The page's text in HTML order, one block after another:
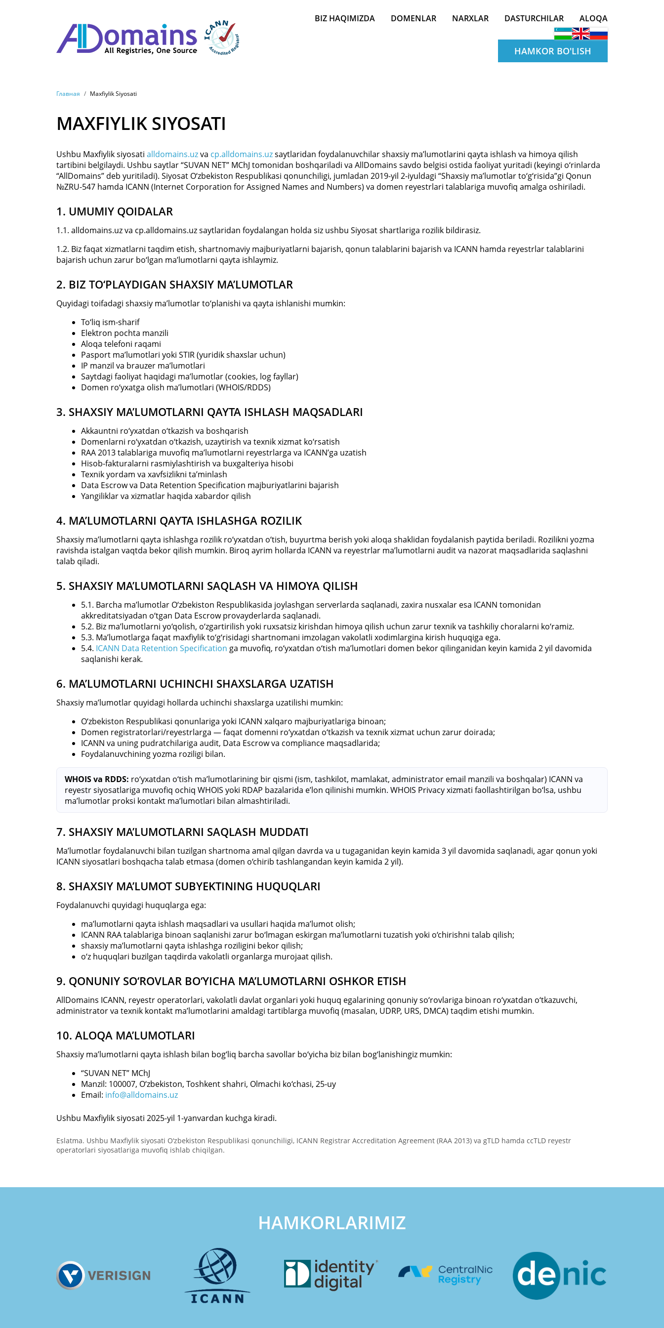
BIZ HAQIMIZDA DOMENLAR NARXLAR DASTURCHILAR ALOQA
HAMKOR BO'LISH
BREADCRUMB
Главная Maxfiylik Siyosati
MAXFIYLIK SIYOSATI
Ushbu Maxfiylik siyosati alldomains.uzva cp.alldomains.uzsaytlaridan foydalanuvchilar shaxsiy ma’lumotlarini qayta ishlash va himoya qilish
tartibini belgilaydi. Ushbu saytlar “SUVAN NET” MChJ tomonidan boshqariladi va AllDomains savdo belgisi ostida faoliyat yuritadi (keyingi o‘rinlarda
“AllDomains” deb yuritiladi). Siyosat O‘zbekiston Respublikasi qonunchiligi, jumladan 2019-yil 2-iyuldagi “Shaxsiy ma’lumotlar to‘g‘risida”gi Qonun
№ZRU-547 hamda ICANN (Internet Corporation for Assigned Names and Numbers) va domen reyestrlari talablariga muvofiq amalga oshiriladi.
1. UMUMIY QOIDALAR
1.1. alldomains.uz va cp.alldomains.uz saytlaridan foydalangan holda siz ushbu Siyosat shartlariga rozilik bildirasiz.
1.2. Biz faqat xizmatlarni taqdim etish, shartnomaviy majburiyatlarni bajarish, qonun talablarini bajarish va ICANN hamda reyestrlar talablarini
bajarish uchun zarur bo‘lgan ma’lumotlarni qayta ishlaymiz.
2. BIZ TO‘PLAYDIGAN SHAXSIY MA’LUMOTLAR
Quyidagi toifadagi shaxsiy ma’lumotlar to‘planishi va qayta ishlanishi mumkin:
To‘liq ism-sharif
Elektron pochta manzili
Aloqa telefoni raqami
Pasport ma’lumotlari yoki STIR (yuridik shaxslar uchun)
IP manzil va brauzer ma’lumotlari
Saytdagi faoliyat haqidagi ma’lumotlar (cookies, log fayllar)
Domen ro‘yxatga olish ma’lumotlari (WHOIS/RDDS)
3. SHAXSIY MA’LUMOTLARNI QAYTA ISHLASH MAQSADLARI
Akkauntni ro‘yxatdan o‘tkazish va boshqarish
Domenlarni ro‘yxatdan o‘tkazish, uzaytirish va texnik xizmat ko‘rsatish
RAA 2013 talablariga muvofiq ma’lumotlarni reyestrlarga va ICANN’ga uzatish
Hisob-fakturalarni rasmiylashtirish va buxgalteriya hisobi
Texnik yordam va xavfsizlikni ta’minlash
Data Escrow va Data Retention Specification majburiyatlarini bajarish
Yangiliklar va xizmatlar haqida xabardor qilish
4. MA’LUMOTLARNI QAYTA ISHLASHGA ROZILIK
Shaxsiy ma’lumotlarni qayta ishlashga rozilik ro‘yxatdan o‘tish, buyurtma berish yoki aloqa shaklidan foydalanish paytida beriladi. Rozilikni yozma
ravishda istalgan vaqtda bekor qilish mumkin. Biroq ayrim hollarda ICANN va reyestrlar ma’lumotlarni audit va nazorat maqsadlarida saqlashni
talab qiladi.
5. SHAXSIY MA’LUMOTLARNI SAQLASH VA HIMOYA QILISH
5.1. Barcha ma’lumotlar O‘zbekiston Respublikasida joylashgan serverlarda saqlanadi, zaxira nusxalar esa ICANN tomonidan
akkreditatsiyadan o‘tgan Data Escrow provayderlarda saqlanadi.
5.2. Biz ma’lumotlarni yo‘qolish, o‘zgartirilish yoki ruxsatsiz kirishdan himoya qilish uchun zarur texnik va tashkiliy choralarni ko‘ramiz.
5.3. Ma’lumotlarga faqat maxfiylik to‘g‘risidagi shartnomani imzolagan vakolatli xodimlargina kirish huquqiga ega.
5.4. ICANN Data Retention Specification ga muvofiq, ro‘yxatdan o‘tish ma’lumotlari domen bekor qilinganidan keyin kamida 2 yil davomida
saqlanishi kerak.
6. MA’LUMOTLARNI UCHINCHI SHAXSLARGA UZATISH
Shaxsiy ma’lumotlar quyidagi hollarda uchinchi shaxslarga uzatilishi mumkin:
O‘zbekiston Respublikasi qonunlariga yoki ICANN xalqaro majburiyatlariga binoan;
Domen registratorlari/reyestrlarga — faqat domenni ro‘yxatdan o‘tkazish va texnik xizmat uchun zarur doirada;
ICANN va uning pudratchilariga audit, Data Escrow va compliance maqsadlarida;
Foydalanuvchining yozma roziligi bilan.
WHOIS va RDDS: ro‘yxatdan o‘tish ma’lumotlarining bir qismi (ism, tashkilot, mamlakat, administrator email manzili va boshqalar) ICANN va
reyestr siyosatlariga muvofiq ochiq WHOIS yoki RDAP bazalarida e’lon qilinishi mumkin. WHOIS Privacy xizmati faollashtirilgan bo‘lsa, ushbu
ma’lumotlar proksi kontakt ma’lumotlari bilan almashtiriladi.
7. SHAXSIY MA’LUMOTLARNI SAQLASH MUDDATI
Ma’lumotlar foydalanuvchi bilan tuzilgan shartnoma amal qilgan davrda va u tugaganidan keyin kamida 3 yil davomida saqlanadi, agar qonun yoki
ICANN siyosatlari boshqacha talab etmasa (domen o‘chirib tashlangandan keyin kamida 2 yil).
8. SHAXSIY MA’LUMOT SUBYEKTINING HUQUQLARI
Foydalanuvchi quyidagi huquqlarga ega:
ma’lumotlarni qayta ishlash maqsadlari va usullari haqida ma’lumot olish;
ICANN RAA talablariga binoan saqlanishi zarur bo‘lmagan eskirgan ma’lumotlarni tuzatish yoki o‘chirishni talab qilish;
shaxsiy ma’lumotlarni qayta ishlashga roziligini bekor qilish;
o‘z huquqlari buzilgan taqdirda vakolatli organlarga murojaat qilish.
9. QONUNIY SO‘ROVLAR BO‘YICHA MA’LUMOTLARNI OSHKOR ETISH
AllDomains ICANN, reyestr operatorlari, vakolatli davlat organlari yoki huquq egalarining qonuniy so‘rovlariga binoan ro‘yxatdan o‘tkazuvchi,
administrator va texnik kontakt ma’lumotlarini amaldagi tartiblarga muvofiq (masalan, UDRP, URS, DMCA) taqdim etishi mumkin.
10. ALOQA MA’LUMOTLARI
Shaxsiy ma’lumotlarni qayta ishlash bilan bog‘liq barcha savollar bo‘yicha biz bilan bog‘lanishingiz mumkin:
“SUVAN NET” MChJ
Manzil: 100007, O‘zbekiston, Toshkent shahri, Olmachi ko‘chasi, 25-uy
Email: info@alldomains.uz
Ushbu Maxfiylik siyosati 2025-yil 1-yanvardan kuchga kiradi.
Eslatma. Ushbu Maxfiylik siyosati O‘zbekiston Respublikasi qonunchiligi, ICANN Registrar Accreditation Agreement (RAA 2013) va gTLD hamda ccTLD reyestr
operatorlari siyosatlariga muvofiq ishlab chiqilgan.
HAMKORLARIMIZ